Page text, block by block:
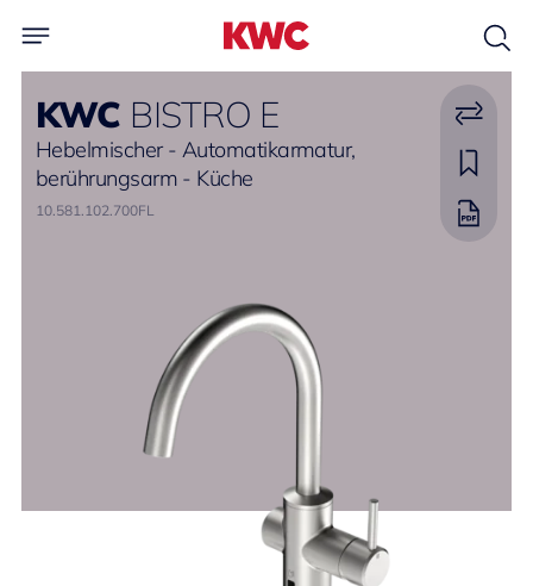
KWC BISTRO E
Hebelmischer - Automatikarmatur,
berührungsarm - Küche
10.581.102.700FL